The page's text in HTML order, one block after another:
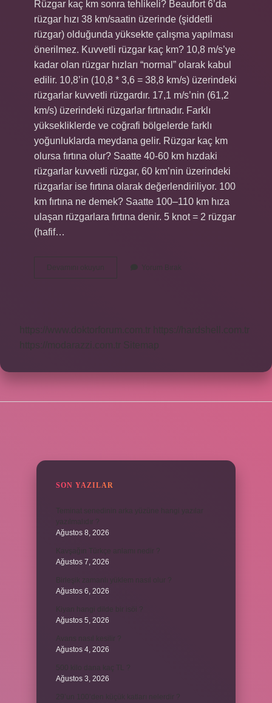
Rüzgar kaç km sonra tehlikeli? Beaufort 6’da
rüzgar hızı 38 km/saatin üzerinde (şiddetli
rüzgar) olduğunda yüksekte çalışma yapılması
önerilmez. Kuvvetli rüzgar kaç km? 10,8 m/s’ye
kadar olan rüzgar hızları “normal” olarak kabul
edilir. 10,8’in (10,8 * 3,6 = 38,8 km/s) üzerindeki
rüzgarlar kuvvetli rüzgardır. 17,1 m/s’nin (61,2
km/s) üzerindeki rüzgarlar fırtınadır. Farklı
yüksekliklerde ve coğrafi bölgelerde farklı
yoğunluklarda meydana gelir. Rüzgar kaç km
olursa fırtına olur? Saatte 40-60 km hızdaki
rüzgarlar kuvvetli rüzgar, 60 km’nin üzerindeki
rüzgarlar ise fırtına olarak değerlendiriliyor. 100
km fırtına ne demek? Saatte 100–110 km hıza
ulaşan rüzgarlara fırtına denir. 5 knot = 2 rüzgar
(hafif…
Devamını okuyun
Km
Yorum Bırak
https://www.doktorforum.com.tr
https://hardshell.com.tr
https://modarazzi.com.tr
Sitemap
SON YAZILAR
Ağustos 8, 2026
Ağustos 7, 2026
Ağustos 6, 2026
Ağustos 5, 2026
Ağustos 4, 2026
Ağustos 3, 2026